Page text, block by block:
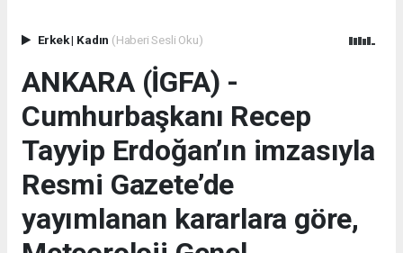
Erkek| Kadın (Haberi Sesli Oku)
ANKARA (İGFA) -
Cumhurbaşkanı Recep
Tayyip Erdoğan’ın imzasıyla
Resmi Gazete’de
yayımlanan kararlara göre,